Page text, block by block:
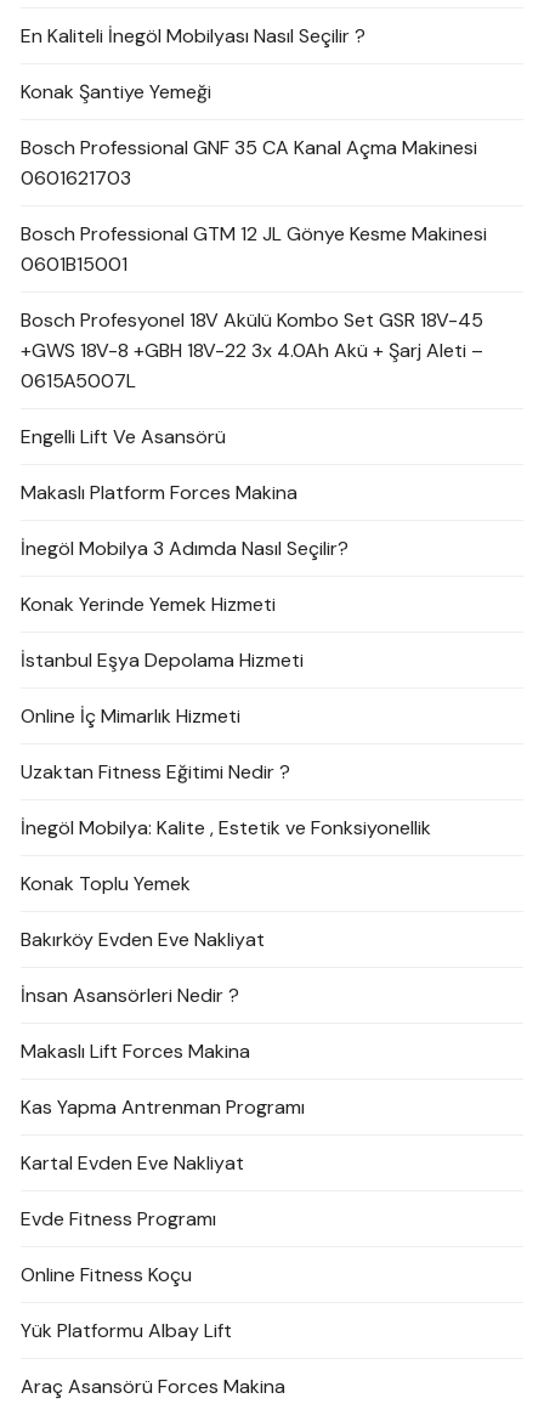
En Kaliteli İnegöl Mobilyası Nasıl Seçilir ?
Konak Şantiye Yemeği
Bosch Professional GNF 35 CA Kanal Açma Makinesi
0601621703
Bosch Professional GTM 12 JL Gönye Kesme Makinesi
0601B15001
Bosch Profesyonel 18V Akülü Kombo Set GSR 18V-45
+GWS 18V-8 +GBH 18V-22 3x 4.0Ah Akü + Şarj Aleti –
0615A5007L
Engelli Lift Ve Asansörü
Makaslı Platform Forces Makina
İnegöl Mobilya 3 Adımda Nasıl Seçilir?
Konak Yerinde Yemek Hizmeti
İstanbul Eşya Depolama Hizmeti
Online İç Mimarlık Hizmeti
Uzaktan Fitness Eğitimi Nedir ?
İnegöl Mobilya: Kalite , Estetik ve Fonksiyonellik
Konak Toplu Yemek
Bakırköy Evden Eve Nakliyat
İnsan Asansörleri Nedir ?
Makaslı Lift Forces Makina
Kas Yapma Antrenman Programı
Kartal Evden Eve Nakliyat
Evde Fitness Programı
Online Fitness Koçu
Yük Platformu Albay Lift
Araç Asansörü Forces Makina